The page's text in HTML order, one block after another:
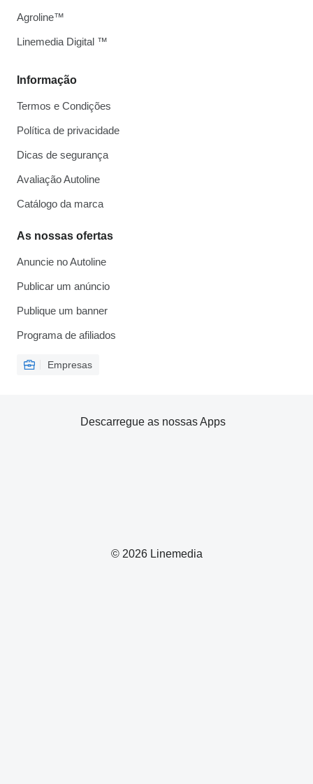
Informação
Termos e Condições
Política de privacidade
Dicas de segurança
Avaliação Autoline
Catálogo da marca
As nossas ofertas
Anuncie no Autoline
Publicar um anúncio
Publique um banner
Programa de afiliados
Empresas
Agroline™
Linemedia Digital ™
© 2026 Linemedia
Descarregue as nossas Apps